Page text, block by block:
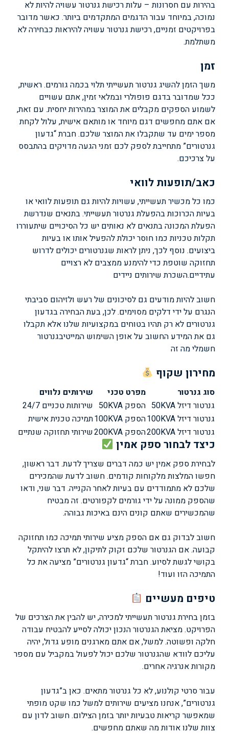
בהירות עם חסרונות – עלות רכישת גנרטור עשויה להיות לא
נמוכה, במיוחד עבור הדגמים המתקדמים ביותר. כאשר מדובר
בפרויקטים זמניים, רכישת גנרטור עשויה להיראות כבחירה לא
משתלמת.
זמן
משך הזמן להשיג גנרטור תעשייתי תלוי בכמה גורמים. ראשית,
ככל שמדובר בדגם פופולרי ובמלאי זמין, אתם עשויים
לשמוע הספקים מקבלים את המוצר במהירות יחסית. עם זאת,
אם אתם מחפשים דגם מיוחד או מותאם אישית, עלול לקחת
מספר ימים עד שתקבלו את המוצר שלכם. חברת “גדעון
גנרטורים” מתחייבת לספק לכם זמני הגעה מדויקים בהתבסס
על צרכיכם.
כאב/תופעות לוואי
כמו כל מכשיר תעשייתי, עשויות להיות גם תופעות לוואי או
בעיות הכרוכות בהפעלת גנרטור תעשייתי. בתנאים שנדרשת
הפעלת המכונה בתנאים לא נאותים יש כל הסיכויים שיתעוררו
תקלות טכניות כמו חוסר יכולת להפעיל אותו או בעיות
ביצועים. נוסף לכך, ניתן לראות שגנרטורים יכולים לדרוש
תחזוקה שוטפת כדי להימנע ממצבים לא רצויים
עתידיים.השכרת שירותים ניידים
חשוב להיות מודעים גם לסיכונים של רעש ולזיהום סביבתי
הנגרם על ידי דלקים מסוימים. לכן, בעת הבחירה בגדעון
גנרטורים לא רק תהיו בטוחים במקצועיות שלנו אלא תקבלו
גם את המידע החשוב על אופן השימוש המייטיבגנרטור
חשמלי מה זה
מחירון שקוף
סוג גנרטור מפרט טכני
שירותים נלווים
גנרטור דיזל 50KVA
הספק 50KVA
שירותות טכניים 24/7
גנרטור דיזל 100KVA
הספק 100KVA
תמיכה טכנית אישית
גנרטור דיזל 200KVA
הספק 200KVA שירותי תחזוקה שנתיים
כיצד לבחור ספק אמין
לבחירת ספק אמין יש כמה דברים שצריך לדעת. דבר ראשון,
חפשו המלצות מלקוחות קודמים. חשוב לדעת שהמכירים
שלכם לא מתמודדים עם בעיות לאחר הקנייה. דבר שני, ודאו
שהספק ממונה על ידי גורמים לקפורטים. זה מבטיח
שהמכשירים שאתם קונים הינם באיכות גבוהה.
חשוב לבדוק גם אם הספק מציע שירותי תמיכה כמו תחזוקה
קבועה. אם הגנרטור שלכם זקוק לתיקון, לא תרצו להיתקל
בקושי לגשת לסיוע. חברת “גדעון גנרטורים” מציעה את כל
התמיכה הזו ועוד!
טיפים מעשיים
בזמן בחירת גנרטור תעשייתי למכירה, יש להבין את הצרכים של
הפרויקט. מציאת הגנרטור הנכון יכולה לסייע להבטיח עבודה
חלקה ופשוטה. למשל, אם אתם מארגנים מופע גדול, יהיה
עליכם לוודא שהגנרטור שלכם יכול לפעול במקביל עם מספר
מקורות אנרגיה אחרים.
עבור סרטי קולנוע, לא כל גנרטור מתאים. כאן ב”גדעון
גנרטורים”, אנחנו מציעים שירותים למשל כמו שקט מופתי
שמאפשר קריאות טבעיות יותר בזמן הצילום. חשוב לדון עם
צוות שלנו אודות מה שאתם מחפשים.